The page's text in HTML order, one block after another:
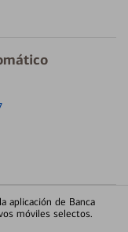
aplicación de Banca
móviles selectos.